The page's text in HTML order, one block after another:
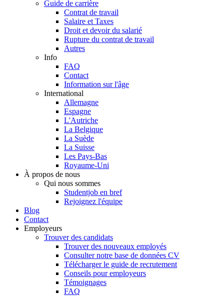
Guide de carrière
Contrat de travail
Salaire et Taxes
Droit et devoir du salarié
Rupture du contrat de travail
Autres
Info
FAQ
Contact
Information sur l'âge
International
Allemagne
Espagne
L'Autriche
La Belgique
La Suède
La Suisse
Les Pays-Bas
Royaume-Uni
À propos de nous
Qui nous sommes
Studentjob en bref
Rejoignez l'équipe
Blog
Contact
Employeurs
Trouver des candidats
Trouver des nouveaux employés
Consulter notre base de données CV
Télécharger le guide de recrutement
Conseils pour employeurs
Témoignages
FAQ